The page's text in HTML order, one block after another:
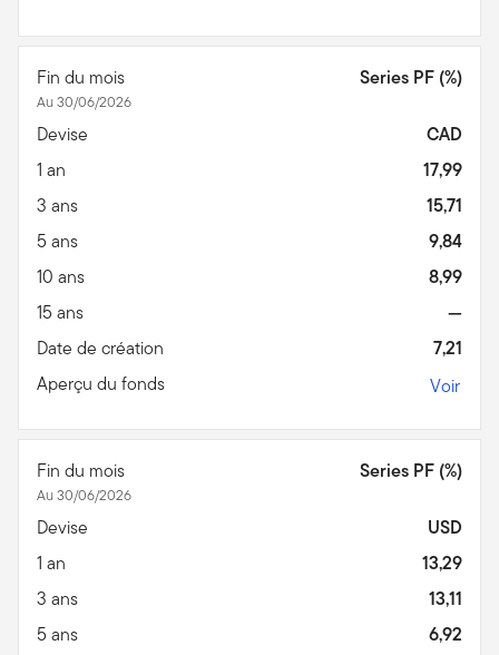
Fin du mois
Au 30/06/2026
Series PF (%)
Devise
CAD
1 an
17,99
3 ans
15,71
5 ans
9,84
10 ans
8,99
15 ans
—
Date de création
7,21
Aperçu du fonds
Voir
Fin du mois
Au 30/06/2026
Series PF (%)
Devise
USD
1 an
13,29
3 ans
13,11
5 ans
6,92